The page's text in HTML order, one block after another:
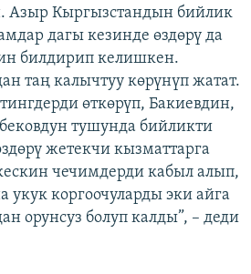
Азыр Кыргызстандын бийлик
дагы кезинде өздөрү да
билдирип келишкен.
таң калычтуу көрүнүп жатат.
өткөрүп, Бакиевдин,
тушунда бийликти
жетекчи кызматтарга
чечимдерди кабыл алып,
укук коргоочуларды эки айга
орунсуз болуп калды”, – деди